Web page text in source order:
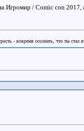
Игромир / Comic con
- вовремя осознать, что ты стал